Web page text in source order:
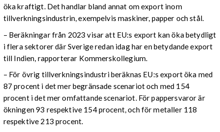
öka kraftigt. Det handlar bland annat om export inom
tillverkningsindustrin, exempelvis maskiner, papper och stål.
– Beräkningar från 2023 visar att EU:s export kan öka betydligt
i flera sektorer där Sverige redan idag har en betydande export
till Indien, rapporterar Kommerskollegium.
– För övrig tillverkningsindustri beräknas EU:s export öka med
87 procent i det mer begränsade scenariot och med 154
procent i det mer omfattande scenariot. För pappersvaror är
ökningen 93 respektive 154 procent, och för metaller 118
respektive 213 procent.